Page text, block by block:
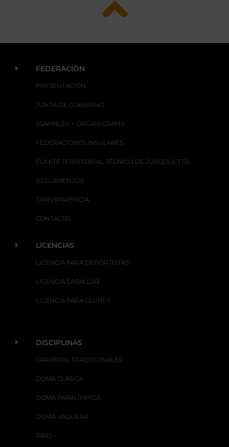
E FEDERACIÓN
PRESENTACIÓN
JUNTA DE GOBIERNO
ASAMBLEA + ORGANIGRAMA
FEDERACIONES INSULARES
COMITÉ TERRITORIAL TÉCNICO DE JUECES (CTTJ)
REGLAMENTOS
TRANSPARENCIA
CONTACTO
E LICENCIAS
LICENCIA PARA DEPORTISTAS
LICENCIA CABALLAR
LICENCIA PARA CLUBES
E DISCIPLINAS
CARRERAS TRADICIONALES
DOMA CLÁSICA
DOMA PARALÍMPICA
DOMA VAQUERA
RAID